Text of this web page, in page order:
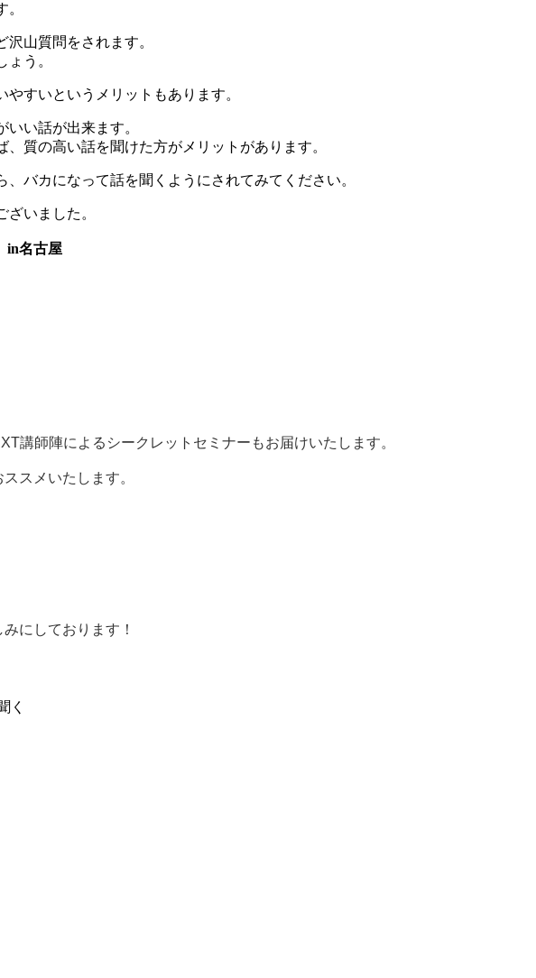
山質問をされます。
う。
すいというメリットもあります。
い話が出来ます。
質の高い話を聞けた方がメリットがあります。
バカになって話を聞くようにされてみてください。
いました。
in名古屋
講師陣によるシークレットセミナーもお届けいたします。
スメいたします。
にしております！
く